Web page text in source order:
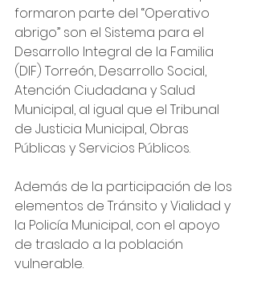
formaron parte del “Operativo
abrigo” son el Sistema para el
Desarrollo Integral de la Familia
(DIF) Torreón, Desarrollo Social,
Atención Ciudadana y Salud
Municipal, al igual que el Tribunal
de Justicia Municipal, Obras
Públicas y Servicios Públicos.
Además de la participación de los
elementos de Tránsito y Vialidad y
la Policía Municipal, con el apoyo
de traslado a la población
vulnerable.